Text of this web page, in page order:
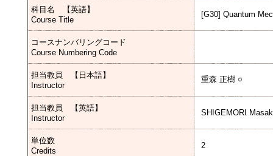
科目名 【英語】
Course Title
[G30] Quantum
コースナンバリングコード
Course Numbering Code
担当教員 【日本語】
Instructor
重森 正樹 ○
担当教員 【英語】
Instructor
SHIGEMORI
単位数
Credits
2